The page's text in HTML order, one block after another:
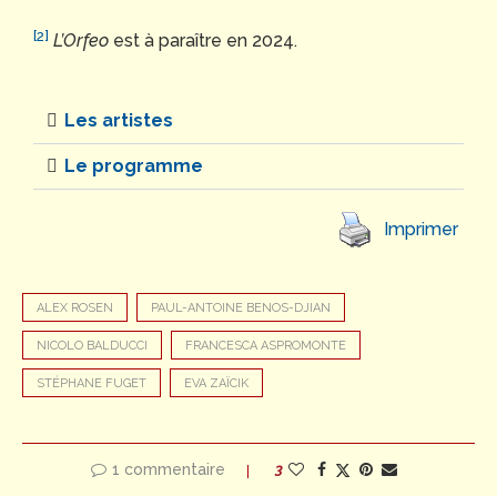
[2] L’Orfeo est à paraître en 2024.
Les artistes
Le programme
Imprimer
ALEX ROSEN PAUL-ANTOINE BENOS-DJIAN
NICOLO BALDUCCI FRANCESCA ASPROMONTE
STÉPHANE FUGET EVA ZAÏCIK
1 commentaire 3